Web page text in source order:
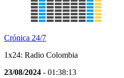
Crónica 24/7
1x24: Radio Colombia
23/08/2024 - 01:38:13